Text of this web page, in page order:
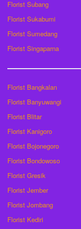
Florist Subang
Florist Sukabumi
Florist Sumedang
Florist Singaparna
Florist Bangkalan
Florist Banyuwangi
Florist Blitar
Florist Kanigoro
Florist Bojonegoro
Florist Bondowoso
Florist Gresik
Florist Jember
Florist Jombang
Florist Kediri